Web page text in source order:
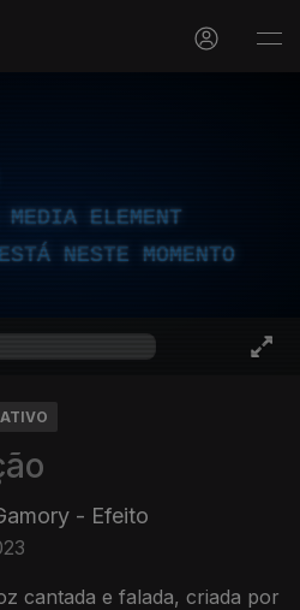
MEDIA ELEMENT
NESTE MOMENTO
- Efeito
cantada e falada, criada por